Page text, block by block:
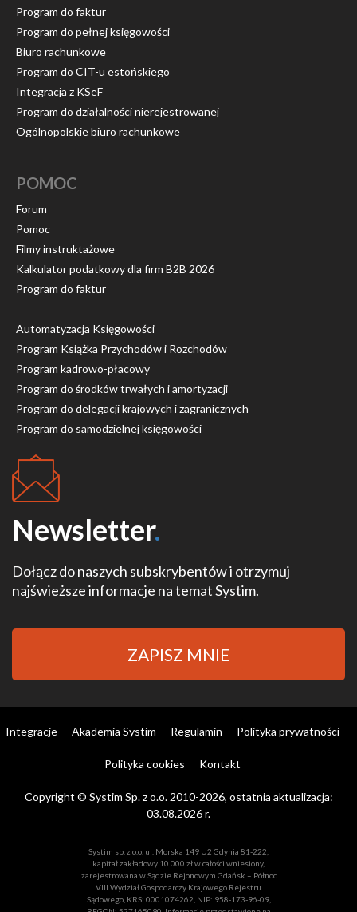
Program do faktur
Program do pełnej księgowości
Biuro rachunkowe
Program do CIT-u estońskiego
Integracja z KSeF
Program do działalności nierejestrowanej
Ogólnopolskie biuro rachunkowe
POMOC
Forum
Pomoc
Filmy instruktażowe
Kalkulator podatkowy dla firm B2B 2026
Program do faktur
Automatyzacja Księgowości
Program Książka Przychodów i Rozchodów
Program kadrowo-płacowy
Program do środków trwałych i amortyzacji
Program do delegacji krajowych i zagranicznych
Program do samodzielnej księgowości
Newsletter.
Dołącz do naszych subskrybentów i otrzymuj
najświeższe informacje na temat Systim.
ZAPISZ MNIE
Integracje Akademia Systim Regulamin Polityka prywatności
Polityka cookies Kontakt
Copyright © Systim Sp. z o.o. 2010-2026, ostatnia aktualizacja:
03.08.2026 r.
Systim sp. z o.o. ul. Morska 149 U2 Gdynia 81-222,
kapitał zakładowy 10 000 zł w całości wniesiony,
zarejestrowana w Sądzie Rejonowym Gdańsk – Północ
VIII Wydział Gospodarczy Krajowego Rejestru
Sądowego, KRS: 0001074262, NIP: 958-173-96-09,